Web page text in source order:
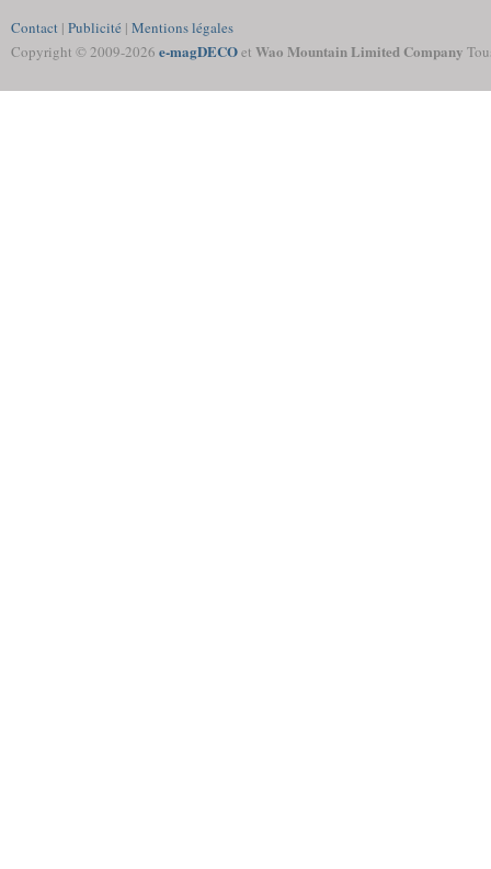
Contact | Publicité | Mentions légales
Copyright © 2009-2026 e-magDECOet Wao Mountain Limited Company